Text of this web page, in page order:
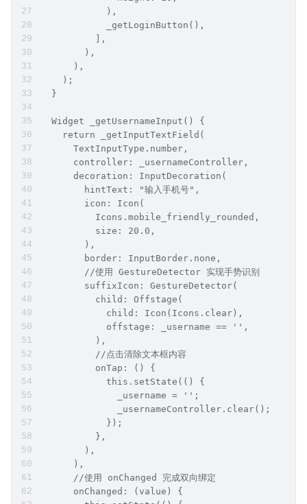
            ),
            _getLoginButton(),
          ],
        ),
      ),
    );
  }
  Widget _getUsernameInput() {
    return _getInputTextField(
      TextInputType.number,
      controller: _usernameController,
      decoration: InputDecoration(
        hintText: "输入手机号",
        icon: Icon(
          Icons.mobile_friendly_rounded,
          size: 20.0,
        ),
        border: InputBorder.none,
        //使用 GestureDetector 实现手势识别
        suffixIcon: GestureDetector(
          child: Offstage(
            child: Icon(Icons.clear),
            offstage: _username == '',
          ),
          //点击清除文本框内容
          onTap: () {
            this.setState(() {
              _username = '';
              _usernameController.clear();
            });
          },
        ),
      ),
      //使用 onChanged 完成双向绑定
      onChanged: (value) {